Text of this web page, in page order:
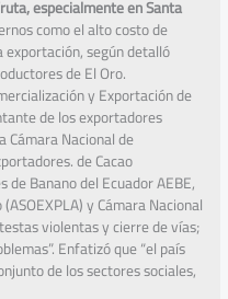
especialmente en Santa
como el alto costo de
según detalló
de El Oro.
y Exportación de
de los exportadores
Cámara Nacional de
de Cacao
Banano del Ecuador AEBE,
y Cámara Nacional
violentas y cierre de vías;
Enfatizó que “el país
de los sectores sociales,